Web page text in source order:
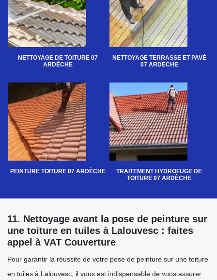
NETTOYAGE DE TOITURE 07
ARDÈCHE
NETTOYAGE TERRASSE ET PAVÉ
07 ARDÈCHE
PEINTURE TOITURE 07 ARDÈCHE
TRAITEMENT HYDROFUGE DE
TOITURE 07 ARDÈCHE
11. Nettoyage avant la pose de peinture sur
une toiture en tuiles à Lalouvesc : faites
appel à VAT Couverture
Pour garantir la réussite de votre pose de peinture sur une toiture
en tuiles à Lalouvesc, il vous est indispensable de vous assurer